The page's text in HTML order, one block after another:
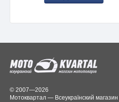
© 2007—2026
Мотоквартал — Всеукраїнский магазин